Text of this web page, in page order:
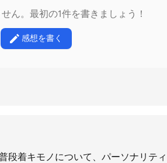
ん。最初の1件を書きましょう！
感想を書く
段着キモノについて、パーソナリテ